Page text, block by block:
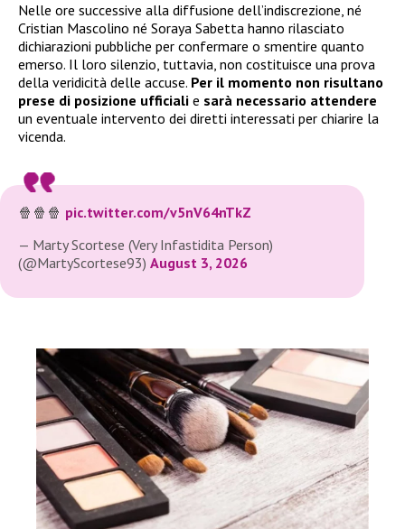
Nelle ore successive alla diffusione dell’indiscrezione, né
Cristian Mascolino né Soraya Sabetta hanno rilasciato
dichiarazioni pubbliche per confermare o smentire quanto
emerso. Il loro silenzio, tuttavia, non costituisce una prova
della veridicità delle accuse. Per il momento non risultano
prese di posizione ufficiali e sarà necessario attendere
un eventuale intervento dei diretti interessati per chiarire la
vicenda.
🍿🍿🍿 pic.twitter.com/v5nV64nTkZ
— Marty Scortese (Very Infastidita Person)
(@MartyScortese93) August 3, 2026